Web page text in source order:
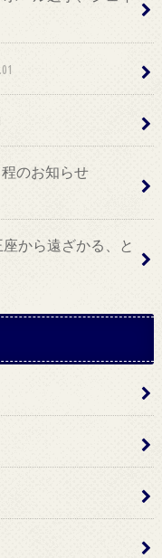
のお知らせ
から遠ざかる、と